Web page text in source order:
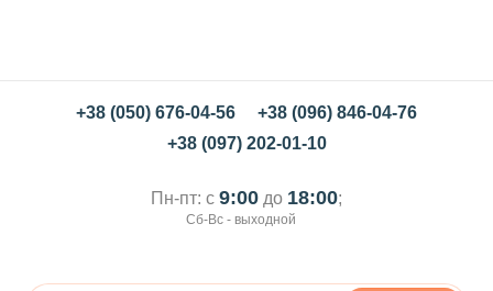
+38 (050) 676-04-56
+38 (096) 846-04-76
+38 (097) 202-01-10
Пн-пт: с 9:00 до 18:00;
Сб-Вс - выходной